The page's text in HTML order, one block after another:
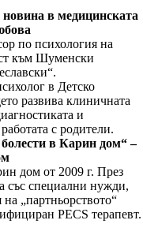
в медицинската
по психология на
към Шуменски
в Детско
развива клиничната
и
с родители.
болести в Карин дом“ –
дом от 2009 г. През
със специални нужди,
„партньорството“
PECS терапевт.